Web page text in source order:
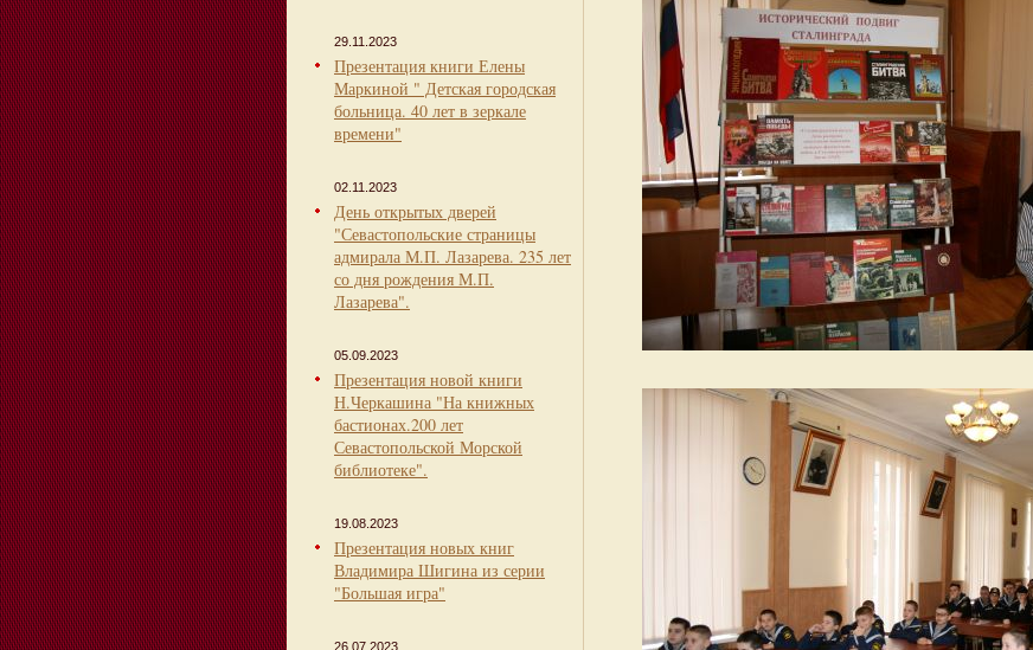
29.11.2023
Презентация книги Елены
Маркиной " Детская городская
больница. 40 лет в зеркале
времени"
02.11.2023
День открытых дверей
"Севастопольские страницы
адмирала М.П. Лазарева. 235 лет
со дня рождения М.П.
Лазарева".
05.09.2023
Презентация новой книги
Н.Черкашина "На книжных
бастионах.200 лет
Севастопольской Морской
библиотеке".
19.08.2023
Презентация новых книг
Владимира Шигина из серии
"Большая игра"
26.07.2023